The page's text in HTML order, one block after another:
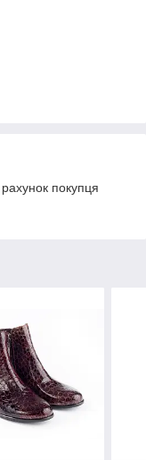
покупця